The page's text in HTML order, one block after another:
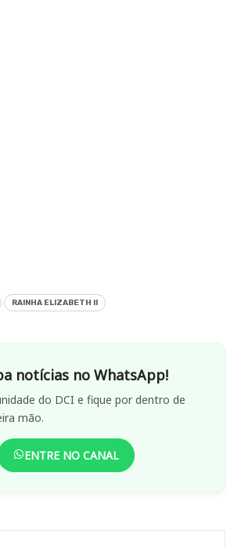
RAINHA ELIZABETH II
notícias no WhatsApp!
do DCI e fique por dentro de
mão.
ENTRE NO CANAL